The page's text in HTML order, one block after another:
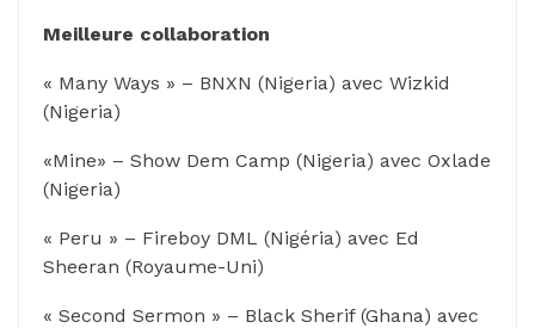
Meilleure collaboration
« Many Ways » – BNXN (Nigeria) avec Wizkid
(Nigeria)
«Mine» – Show Dem Camp (Nigeria) avec Oxlade
(Nigeria)
« Peru » – Fireboy DML (Nigéria) avec Ed
Sheeran (Royaume-Uni)
« Second Sermon » – Black Sherif (Ghana) avec